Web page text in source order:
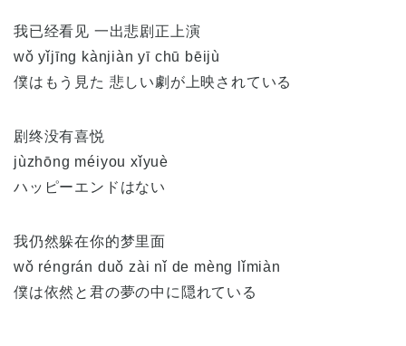
我已经看见 一出悲剧正上演
wǒ yǐjīng kànjiàn yī chū bēijù
僕はもう見た 悲しい劇が上映されている
剧终没有喜悦
jùzhōng méiyou xǐyuè
ハッピーエンドはない
我仍然躲在你的梦里面
wǒ réngrán duǒ zài nǐ de mèng lǐmiàn
僕は依然と君の夢の中に隠れている